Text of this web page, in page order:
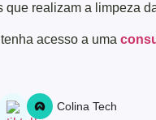
que realizam a limpeza
acesso a uma
Colina Tech